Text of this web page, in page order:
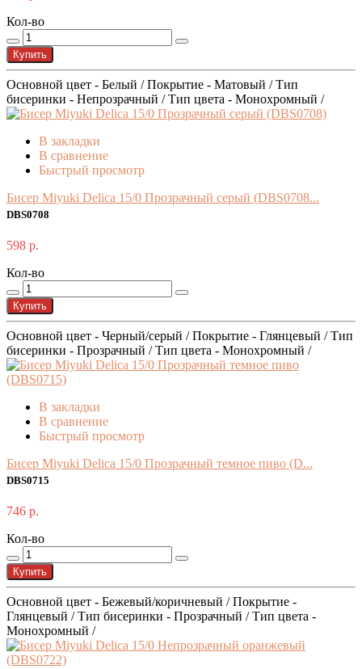
Кол-во
Купить
Основной цвет - Белый / Покрытие - Матовый / Тип
бисеринки - Непрозрачный / Тип цвета - Монохромный /
В закладки
В сравнение
Быстрый просмотр
Бисер Miyuki Delica 15/0 Прозрачный серый (DBS0708...
DBS0708
598 р.
Кол-во
Купить
Основной цвет - Черный/серый / Покрытие - Глянцевый / Тип
бисеринки - Прозрачный / Тип цвета - Монохромный /
В закладки
В сравнение
Быстрый просмотр
Бисер Miyuki Delica 15/0 Прозрачный темное пиво (D...
DBS0715
746 р.
Кол-во
Купить
Основной цвет - Бежевый/коричневый / Покрытие -
Глянцевый / Тип бисеринки - Прозрачный / Тип цвета -
Монохромный /